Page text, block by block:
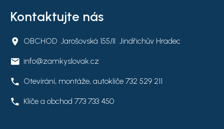
Kontaktujte nás
OBCHOD Jarošovská 155/II Jindřichův Hradec
info@zamkyslovak.cz
Otevírání, montáže, autoklíče 732 529 211
Klíče a obchod 773 733 450